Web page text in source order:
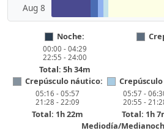
Aug 8
Noche:
00:00 - 04:29
22:55 - 24:00
Total: 5h 34m
Crepúsculo náutico:
05:16 - 05:57
21:28 - 22:09
Total: 1h 22m
05:57 -
20:55 -
Total: 1h
Mediodía/